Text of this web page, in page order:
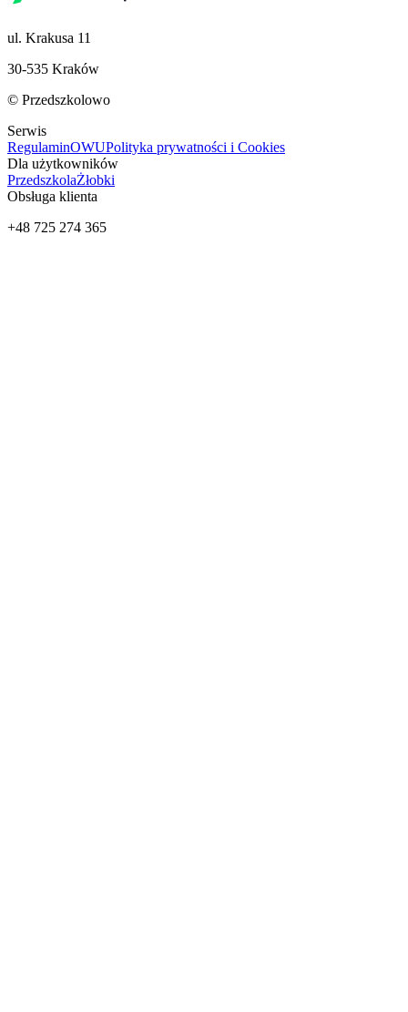
ul. Krakusa 11
30-535 Kraków
© Przedszkolowo
Serwis
RegulaminOWUPolityka prywatności i Cookies
Dla użytkowników
PrzedszkolaŻłobki
Obsługa klienta
+48 725 274 365